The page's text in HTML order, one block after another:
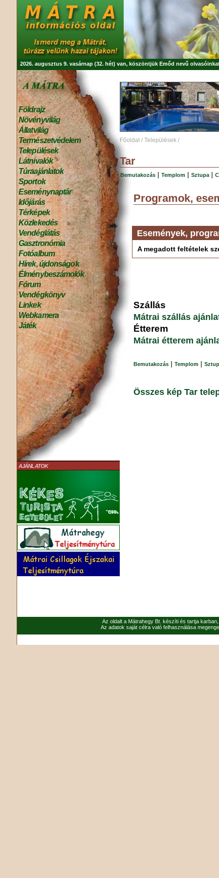
2026. augusztus 9. vasárnap (32. hét) van, köszöntjük Emőd nevű
Földrajz
Növényvilág
Állatvilág
Természetvédelem
Települések
Látnivalók
Túraajánlatok
Sportok
Eseménynaptár
Időjárás
Térképek
Közlekedés
Vendéglátás
Gasztronómia
Fotóalbum
Hírek, újdonságok
Élménybeszámolók
Fórum
Vendégkönyv
Linkek
Webkamera
Játék
AJÁNLATOK
Főoldal / Települések /
Tar
Bemutakozás | Templom | Sztupa |
Programok,
Események,
A megadott feltételek
Szállás
Mátrai szállás
Étterem
Mátrai étterem
Bemutakozás | Templom |
Összes kép Tar
Az oldalt a Mátrahegy Bt. készíti és tartja
Az adatok saját célra való felhasználása